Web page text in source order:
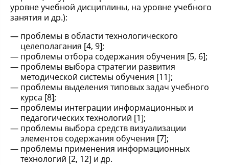
уровне учебной дисциплины, на уровне учебного
занятия и др.):
проблемы в области технологического
целеполагания [4, 9];
проблемы отбора содержания обучения [5, 6];
проблемы выбора стратегии развития
методической системы обучения [11];
проблемы выделения типовых задач учебного
курса [8];
проблемы интеграции информационных и
педагогических технологий [1];
проблемы выбора средств визуализации
элементов содержания обучения [7];
проблемы применения информационных
технологий [2, 12] и др.